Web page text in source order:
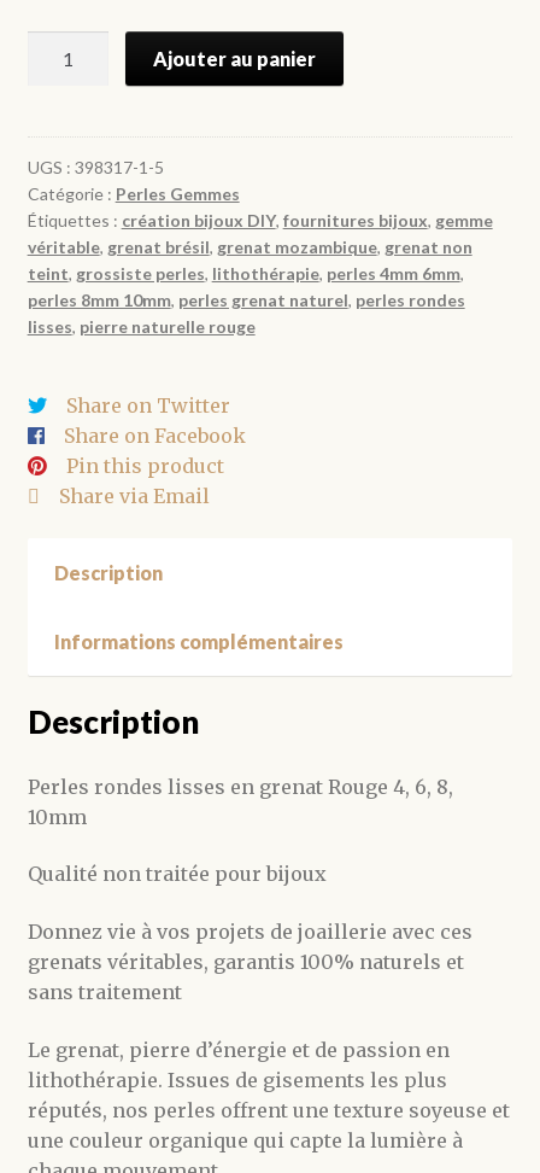
Grenat
Naturel
Rouge
Profond
4
à
10mm
Ajouter au panier
UGS : 398317-1-5
Catégorie : Perles Gemmes
Étiquettes : création bijoux DIY, fournitures bijoux, gemme
véritable, grenat brésil, grenat mozambique, grenat non
teint, grossiste perles, lithothérapie, perles 4mm 6mm,
perles 8mm 10mm, perles grenat naturel, perles rondes
lisses, pierre naturelle rouge
Share on Twitter
Share on Facebook
Pin this product
Share via Email
Description
Informations complémentaires
Description
Perles rondes lisses en grenat Rouge 4, 6, 8,
10mm
Qualité non traitée pour bijoux
Donnez vie à vos projets de joaillerie avec ces
grenats véritables, garantis 100% naturels et
sans traitement
Le grenat, pierre d’énergie et de passion en
lithothérapie. Issues de gisements les plus
réputés, nos perles offrent une texture soyeuse et
une couleur organique qui capte la lumière à